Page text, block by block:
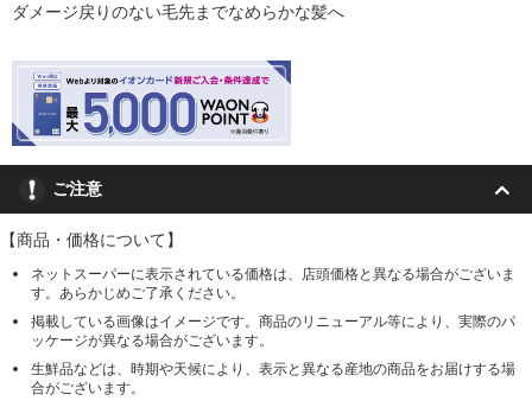
ダメージ戻りのない毛先までなめらかな髪へ
ご注意
【商品・価格について】
ネットスーパーに表示されている価格は、店頭価格と異なる場合がございま
す。あらかじめご了承ください。
掲載している画像はイメージです。商品のリニューアル等により、実際のパ
ッケージが異なる場合がございます。
生鮮品などは、時期や天候により、表示と異なる産地の商品をお届けする場
合がございます。